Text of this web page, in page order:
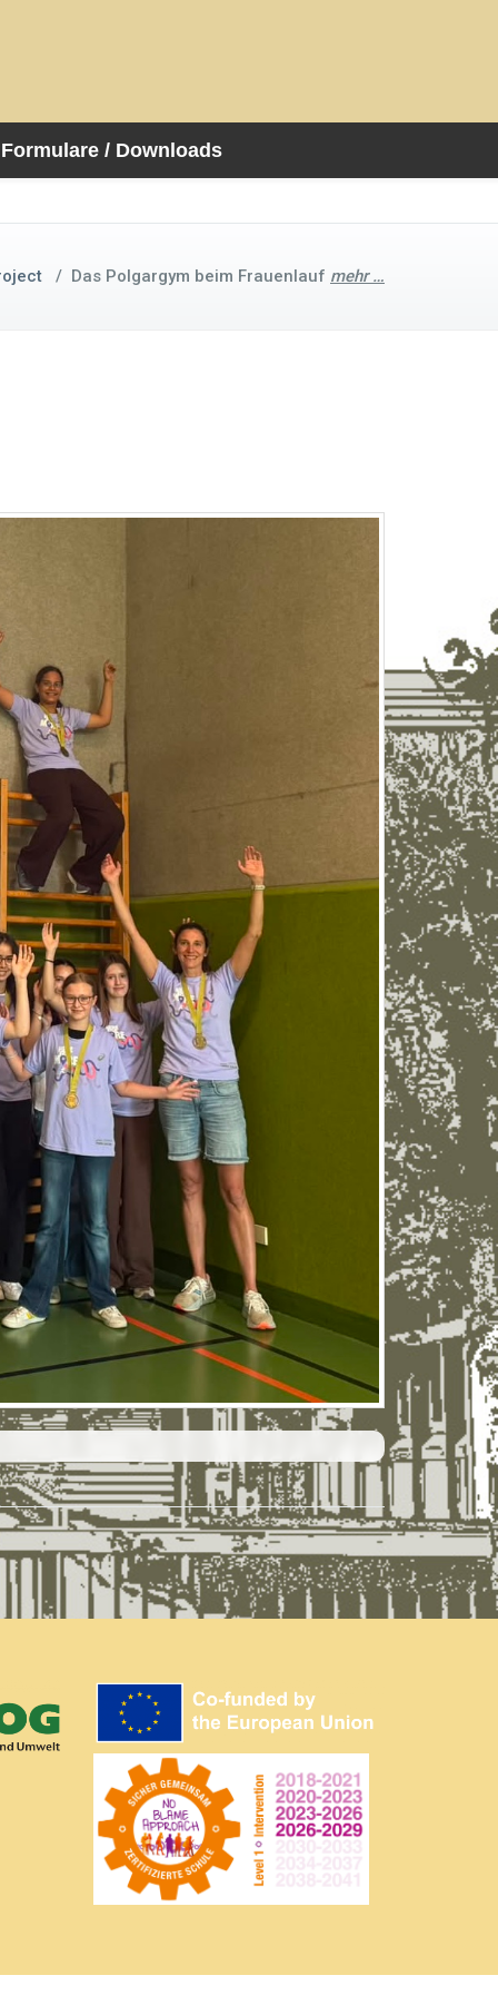
Formulare / Downloads
/ Das Polgargym beim Frauenlauf mehr …